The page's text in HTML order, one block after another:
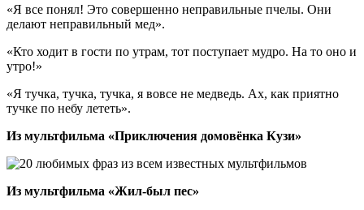
«Я все понял! Это совершенно неправильные пчелы. Они
делают неправильный мед».
«Кто ходит в гости по утрам, тот поступает мудро. На то оно и
утро!»
«Я тучка, тучка, тучка, я вовсе не медведь. Ах, как приятно
тучке по небу лететь».
Из мультфильма «Приключения домовёнка Кузи»
Из мультфильма «Жил-был пес»